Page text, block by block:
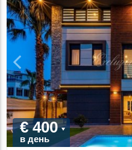
€ 400
в день